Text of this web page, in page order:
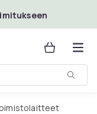
Toimistolaitteet